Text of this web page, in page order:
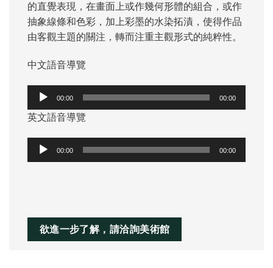
的直覺表現，在畫面上或作幾何形體的組合，或作
抽象線條和色彩，加上彩墨的水染拓漬，使得作品
由客觀主題的關注，轉而注重主觀形式的純粹性。
中文語音導覽
訊
播
放
00:00 00:00
英文語音導覽
訊
00:00 00:00
欲進一步了解，請洽詢美術館